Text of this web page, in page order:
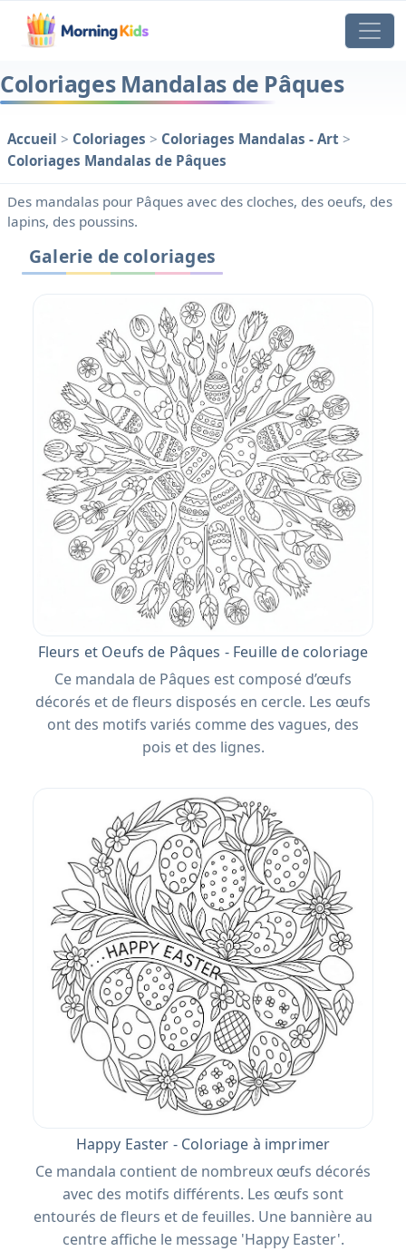
Coloriages Mandalas de Pâques
Accueil > Coloriages > Coloriages Mandalas - Art >
Coloriages Mandalas de Pâques
Des mandalas pour Pâques avec des cloches, des oeufs, des
lapins, des poussins.
Galerie de coloriages
Fleurs et Oeufs de Pâques - Feuille de coloriage
Ce mandala de Pâques est composé d’œufs
décorés et de fleurs disposés en cercle. Les œufs
ont des motifs variés comme des vagues, des
pois et des lignes.
Happy Easter - Coloriage à imprimer
Ce mandala contient de nombreux œufs décorés
avec des motifs différents. Les œufs sont
entourés de fleurs et de feuilles. Une bannière au
centre affiche le message 'Happy Easter'.